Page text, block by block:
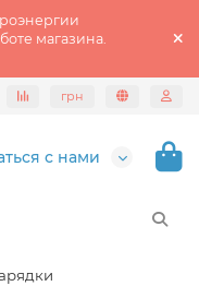
магазина.
грн
с нами